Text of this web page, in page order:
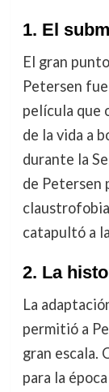
1. El
El gran
Petersen
película que
de la vida a
durante la
de Petersen
catapultó a
2. La
La
permitió a
gran escala.
para la